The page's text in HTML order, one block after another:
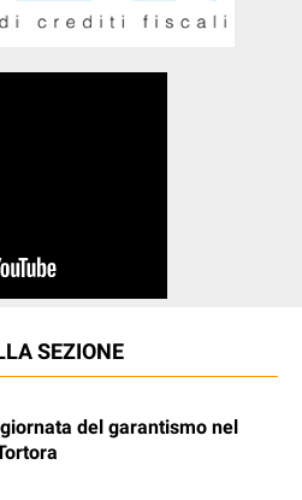
SEZIONE
del garantismo nel